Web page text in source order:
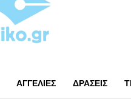
ΑΓΓΕΛΊΕΣ ΔΡΆΣΕΙΣ